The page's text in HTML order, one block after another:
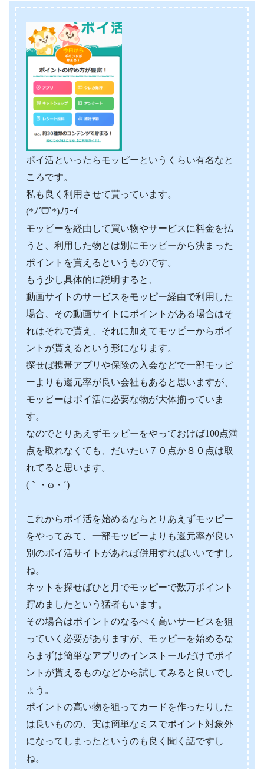
ポイ活といったらモッピーというくらい有名なと
ころです。
私も良く利用させて貰っています。
(*ﾉˊᗜˋ*)ﾉﾜｰｲ
モッピーを経由して買い物やサービスに料金を払
うと、利用した物とは別にモッピーから決まった
ポイントを貰えるというものです。
もう少し具体的に説明すると、
動画サイトのサービスをモッピー経由で利用した
場合、その動画サイトにポイントがある場合はそ
れはそれで貰え、それに加えてモッピーからポイ
ントが貰えるという形になります。
探せば携帯アプリや保険の入会などで一部モッピ
ーよりも還元率が良い会社もあると思いますが、
モッピーはポイ活に必要な物が大体揃っていま
す。
なのでとりあえずモッピーをやっておけば100点満
点を取れなくても、だいたい７０点か８０点は取
れてると思います。
(｀・ω・´)
これからポイ活を始めるならとりあえずモッピー
をやってみて、一部モッピーよりも還元率が良い
別のポイ活サイトがあれば併用すればいいですし
ね。
ネットを探せばひと月でモッピーで数万ポイント
貯めましたという猛者もいます。
その場合はポイントのなるべく高いサービスを狙
っていく必要がありますが、モッピーを始めるな
らまずは簡単なアプリのインストールだけでポイ
ントが貰えるものなどから試してみると良いでし
ょう。
ポイントの高い物を狙ってカードを作ったりした
は良いものの、実は簡単なミスでポイント対象外
になってしまったというのも良く聞く話ですし
ね。